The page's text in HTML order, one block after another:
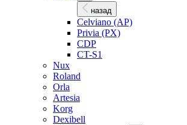
назад
Celviano (AP)
Privia (PX)
CDP
CT-S1
Nux
Roland
Orla
Artesia
Korg
Dexibell